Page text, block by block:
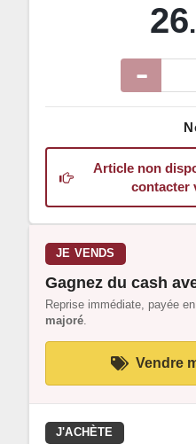
26
Article non
contacter
JE VENDS
Gagnez du cash
Reprise immédiate, payée
majoré.
Vendre
J'ACHÈTE